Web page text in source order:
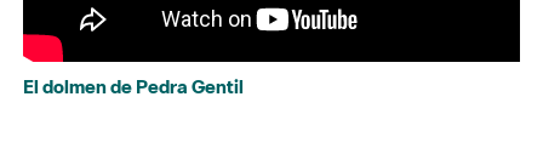
El dolmen de Pedra Gentil